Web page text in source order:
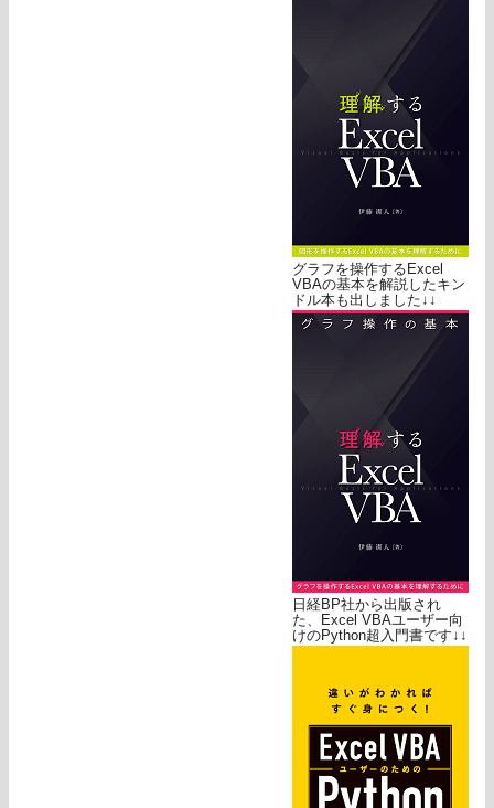
グラフを操作するExcel
VBAの基本を解説したキン
ドル本も出しました↓↓
日経BP社から出版され
た、Excel VBAユーザー向
けのPython超入門書です↓↓